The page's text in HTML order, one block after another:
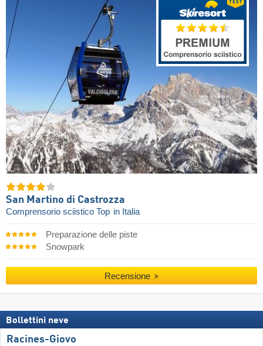
San Martino di Castrozza
Comprensorio sciistico Top in Italia
Preparazione delle piste
Snowpark
Recensione
Bollettini neve
Racines-Giovo